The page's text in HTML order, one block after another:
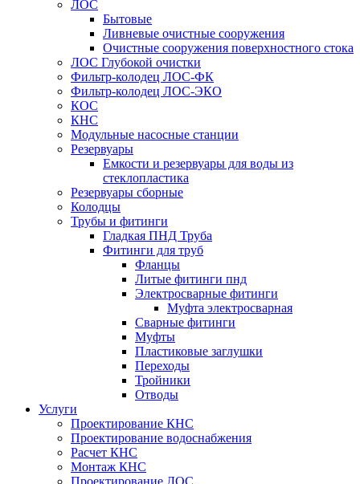
ЛОС
Бытовые
Ливневые очистные сооружения
Очистные сооружения поверхностного стока
ЛОС Глубокой очистки
Фильтр-колодец ЛОС-ФК
Фильтр-колодец ЛОС-ЭКО
КОС
КНС
Модульные насосные станции
Резервуары
Емкости и резервуары для воды из
стеклопластика
Резервуары сборные
Колодцы
Трубы и фитинги
Гладкая ПНД Труба
Фитинги для труб
Фланцы
Литые фитинги пнд
Электросварные фитинги
Муфта электросварная
Сварные фитинги
Муфты
Пластиковые заглушки
Переходы
Тройники
Отводы
Услуги
Проектирование КНС
Проектирование водоснабжения
Расчет КНС
Монтаж КНС
Проектирование ЛОС